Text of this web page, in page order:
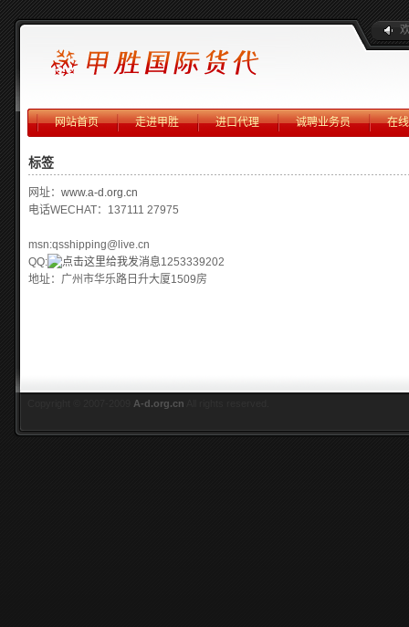
网站首页 走进甲胜 进口代理 诚聘业务员 在
标签
网址： www.a-d.org.cn
电话WECHAT：137111 27975
msn:qsshipping@live.cn
QQ:
1253339202
地址：广州市华乐路日升大厦1509房
A-d.org.cn